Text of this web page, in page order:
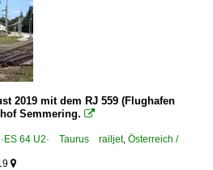
2019 mit dem RJ 559 (Flughafen
Semmering. 
64 U2· Taurus railjet, Österreich /
